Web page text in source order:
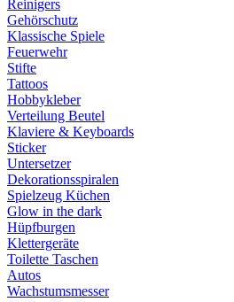
Reinigers
Gehörschutz
Klassische Spiele
Feuerwehr
Stifte
Tattoos
Hobbykleber
Verteilung Beutel
Klaviere & Keyboards
Sticker
Untersetzer
Dekorationsspiralen
Spielzeug Küchen
Glow in the dark
Hüpfburgen
Klettergeräte
Toilette Taschen
Autos
Wachstumsmesser